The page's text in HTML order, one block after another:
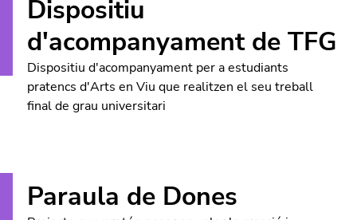
Dispositiu
d'acompanyament de TFG
Dispositiu d'acompanyament per a estudiants
pratencs d'Arts en Viu que realitzen el seu treball
final de grau universitari
Paraula de Dones